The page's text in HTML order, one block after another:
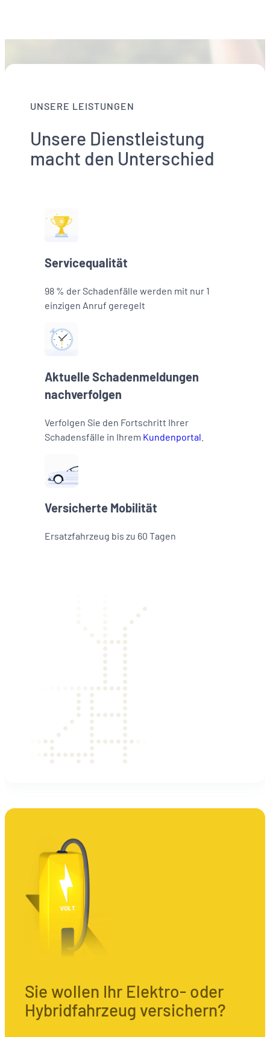
UNSERE LEISTUNGEN
Unsere Dienstleistung
macht den Unterschied
Servicequalität
98 % der Schadenfälle werden mit nur 1
einzigen Anruf geregelt
Aktuelle Schadenmeldungen
nachverfolgen
Verfolgen Sie den Fortschritt Ihrer
Schadensfälle in Ihrem Kundenportal
Versicherte Mobilität
Ersatzfahrzeug bis zu 60 Tagen
Sie wollen Ihr Elektro- oder
Hybridfahrzeug versichern?